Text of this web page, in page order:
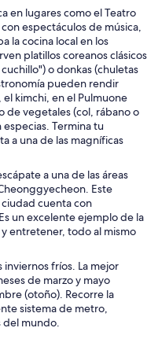
en lugares como el Teatro
espectáculos de música,
la cocina local en los
platillos coreanos clásicos
o donkas (chuletas
pueden rendir
kimchi, en el Pulmuone
de vegetales (col, rábano o
Termina tu
a una de las magníficas
a una de las áreas
Este
cuenta con
un excelente ejemplo de la
entretener, todo al mismo
inviernos fríos. La mejor
de marzo y mayo
(otoño). Recorre la
sistema de metro,
del mundo.